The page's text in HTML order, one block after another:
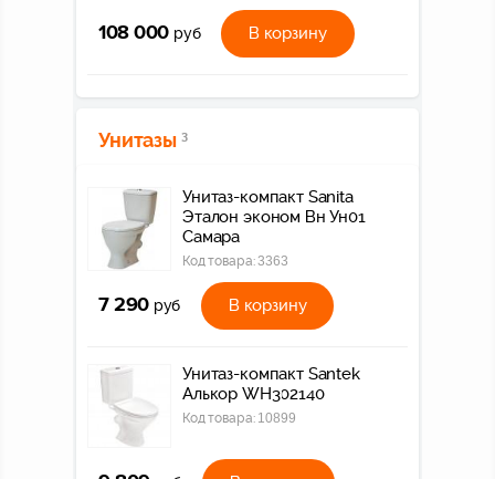
108 000 руб В корзину
Унитазы 3
Унитаз-компакт Sanita
Эталон эконом Вн Ун01
Самара
Код товара:3363
7 290 руб В корзину
Унитаз-компакт Santek
Алькор WH302140
Код товара: 10899